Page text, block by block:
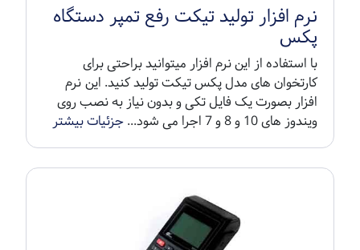
نرم افزار تولید تیکت رفع تمپر دستگاه
پکس
با استفاده از این نرم افزار میتوانید براحتی برای
کارتخوان های مدل پکس تیکت تولید کنید. این نرم
افزار بصورت یک فایل تکی و بدون نیاز به نصب روی
ویندوز های 10 و 8 و 7 اجرا می شود...
جزئیات بیشتر